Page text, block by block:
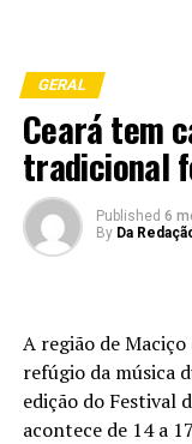
GERAL
Ceará tem
tradicional
Published 6
By Da
A região de
refúgio da música
edição do Festival
acontece de 14 a